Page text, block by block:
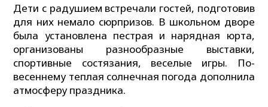
Дети с радушием встречали гостей, подготовив
для них немало сюрпризов. В школьном дворе
была установлена пестрая и нарядная юрта,
организованы разнообразные выставки,
спортивные состязания, веселые игры. По-
весеннему теплая солнечная погода дополнила
атмосферу праздника.